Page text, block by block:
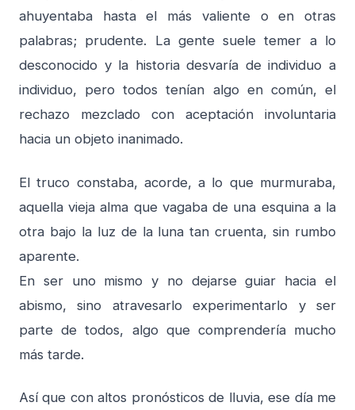
ahuyentaba hasta el más valiente o en otras
palabras; prudente. La gente suele temer a lo
desconocido y la historia desvaría de individuo a
individuo, pero todos tenían algo en común, el
rechazo mezclado con aceptación involuntaria
hacia un objeto inanimado.
El truco constaba, acorde, a lo que murmuraba,
aquella vieja alma que vagaba de una esquina a la
otra bajo la luz de la luna tan cruenta, sin rumbo
aparente.
En ser uno mismo y no dejarse guiar hacia el
abismo, sino atravesarlo experimentarlo y ser
parte de todos, algo que comprendería mucho
más tarde.
Así que con altos pronósticos de lluvia, ese día me